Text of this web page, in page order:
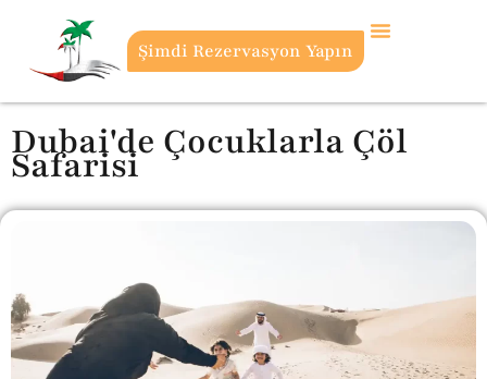
Şimdi Rezervasyon Yapın
Dubai'de Çocuklarla Çöl
Safarisi